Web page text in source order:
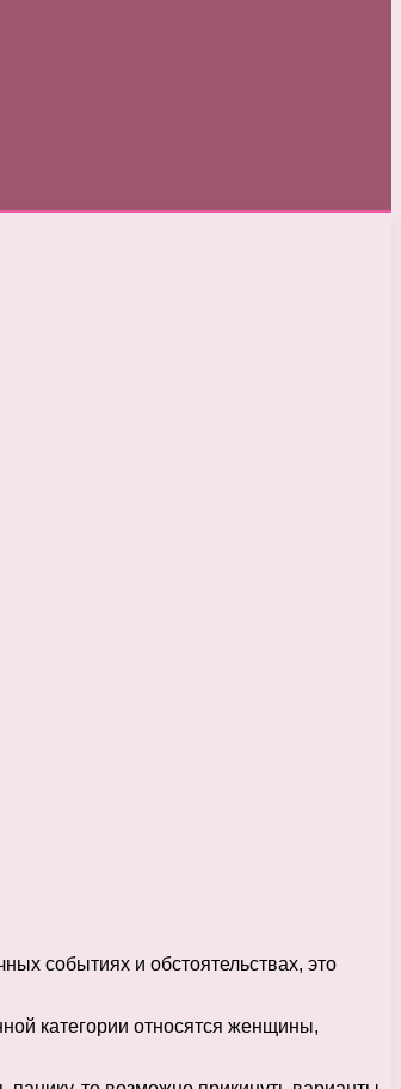
событиях и обстоятельствах, это
категории относятся женщины,